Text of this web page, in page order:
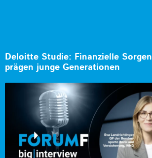
Deloitte Studie: Finanzielle Sorgen
prägen junge Generationen